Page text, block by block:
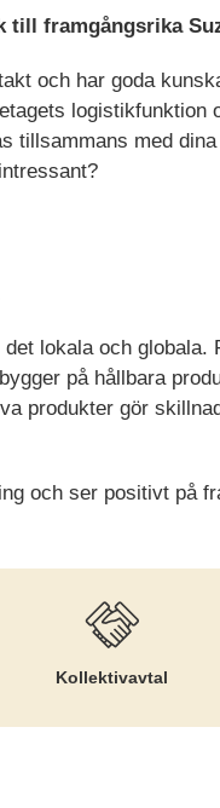
framgångsrika
och har goda
logistikfunktion
tillsammans med
lokala och
på hållbara
produkter gör
och ser positivt på
Kollektiv­avtal